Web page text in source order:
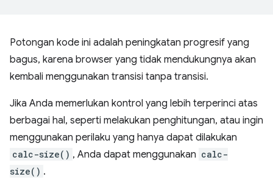
Potongan kode ini adalah peningkatan progresif yang
bagus, karena browser yang tidak mendukungnya akan
kembali menggunakan transisi tanpa transisi.
Jika Anda memerlukan kontrol yang lebih terperinci atas
berbagai hal, seperti melakukan penghitungan, atau ingin
menggunakan perilaku yang hanya dapat dilakukan
calc-size() , Anda dapat menggunakan calc-
size() .